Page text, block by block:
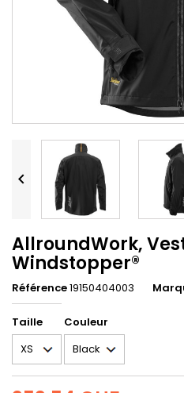

AllroundWork,
Windstopper®
Référence19150404003
Taille Couleur